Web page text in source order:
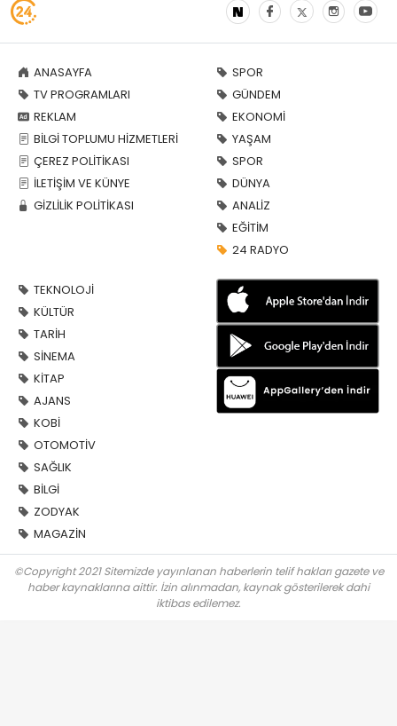
ANASAYFA
TV PROGRAMLARI
REKLAM
BİLGİ TOPLUMU HİZMETLERİ
ÇEREZ POLİTİKASI
İLETİŞİM VE KÜNYE
GİZLİLİK POLİTİKASI
SPOR
GÜNDEM
EKONOMİ
YAŞAM
SPOR
DÜNYA
ANALİZ
EĞİTİM
24 RADYO
TEKNOLOJİ
KÜLTÜR
TARİH
SİNEMA
KİTAP
AJANS
KOBİ
OTOMOTİV
SAĞLIK
BİLGİ
ZODYAK
MAGAZİN
©Copyright 2021 Sitemizde yayınlanan haberlerin telif hakları gazete ve
haber kaynaklarına aittir. İzin alınmadan, kaynak gösterilerek dahi
iktibas edilemez.